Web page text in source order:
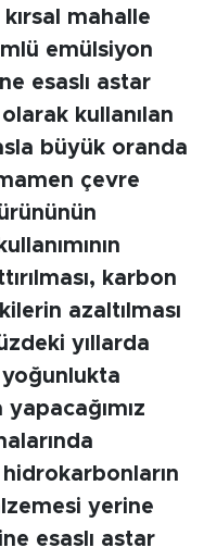
mahalle
emülsiyon
esaslı astar
kullanılan
büyük oranda
çevre
karbon
azaltılması
yıllarda
yoğunlukta
yapacağımız
yerine
esaslı astar